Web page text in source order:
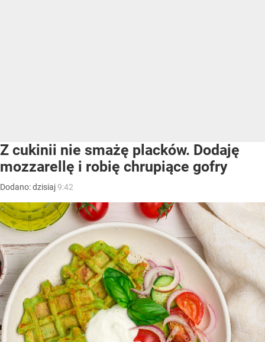
Z cukinii nie smażę placków. Dodaję
mozzarellę i robię chrupiące gofry
Dodano:dzisiaj9:42